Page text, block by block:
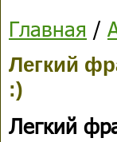
Главная /
Легкий
:)
Легкий